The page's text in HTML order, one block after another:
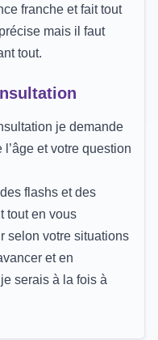
franche et fait tout
mais il faut
tout.
je demande
et votre question
flashs et des
tout en vous
selon votre situations
et en
serais à la fois à